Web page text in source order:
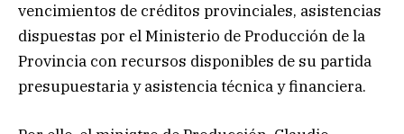
vencimientos de créditos provinciales, asistencias
dispuestas por el Ministerio de Producción de la
Provincia con recursos disponibles de su partida
presupuestaria y asistencia técnica y financiera.